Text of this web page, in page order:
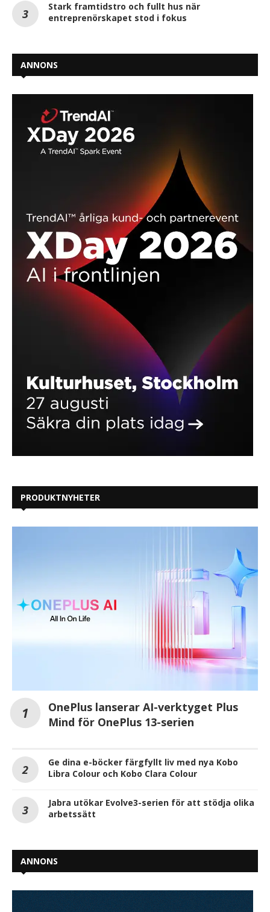
Stark framtidstro och fullt hus när
entreprenörskapet stod i fokus
ANNONS
PRODUKTNYHETER
OnePlus lanserar AI-verktyget Plus
Mind för OnePlus 13-serien
Ge dina e-böcker färgfyllt liv med nya Kobo
Libra Colour och Kobo Clara Colour
Jabra utökar Evolve3-serien för att stödja olika
arbetssätt
ANNONS